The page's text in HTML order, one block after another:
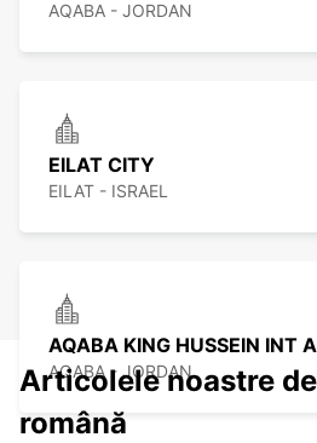
AQABA - JORDAN
EILAT CITY
EILAT - ISRAEL
AQABA KING HUSSEIN INT
AQABA - JORDAN
Articolele noastre
română